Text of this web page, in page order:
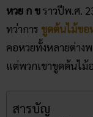
หวย ก ขราวปีพ.ศ.
ทว่าการ ขูดต้นไม้ขอ
คอหวยทั้งหลายต่าง
แต่พวกเขาขูดต้นไม้
สารบัญ